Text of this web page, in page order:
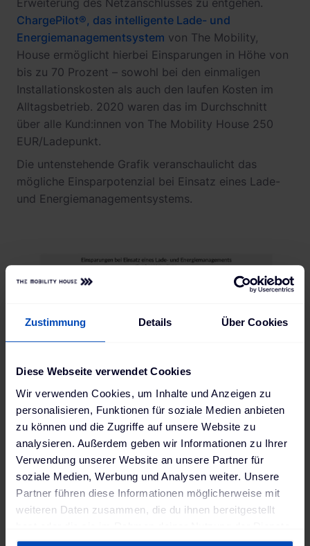
Zustimmung Details Über Cookies
Diese Webseite verwendet Cookies
Wir verwenden Cookies, um Inhalte und Anzeigen zu
personalisieren, Funktionen für soziale Medien anbieten
zu können und die Zugriffe auf unsere Website zu
analysieren. Außerdem geben wir Informationen zu Ihrer
Verwendung unserer Website an unsere Partner für
soziale Medien, Werbung und Analysen weiter. Unsere
Partner führen diese Informationen möglicherweise mit
weiteren Daten zusammen, die du ihnen bereitgestellt
gesammelt haben. Weitere Informationen findest du in
Erweiterung des Netzanschlusses zu entgehen.
ChargePilot®, das intelligente Lade- und
Energiemanagementsystem von The Mobility,
House ermöglicht hierbei Einsparungen in Höhe von
bis zu 70 Prozent – sowohl bei den einmaligen
Installationskosten als auch den laufen Kosten im
Alltagsbetrieb. 2020 waren das im Durchschnitt
über alle Kund:innen von The Mobility House 250
EUR/Ladepunkt.
Die untenstehende Grafik veranschaulicht das
mögliche Einsparpotenzial bei Einsatz eines Lade-
und Energiemanagementsystems.
Installation einer Wallbox
und Abrechnung von
Ladevorgängen Daheim